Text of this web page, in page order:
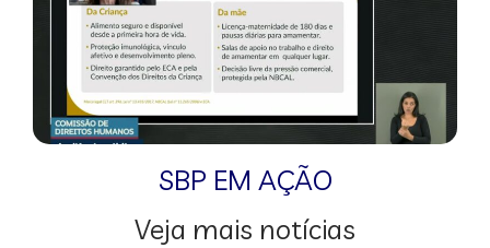
SBP EM AÇÃO
Veja mais notícias